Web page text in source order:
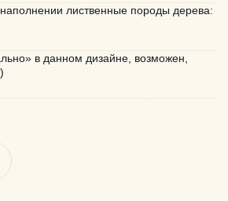
лиственные породы дерева:
в данном дизайне, возможен,